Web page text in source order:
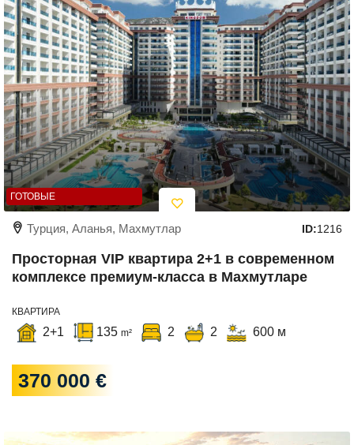
ГОТОВЫЕ
Турция, Аланья, Махмутлар ID:1216
Просторная VIP квартира 2+1 в современном
комплексе премиум-класса в Махмутларе
КВАРТИРА
2+1 135 m² 2 2 600 м
370 000 €